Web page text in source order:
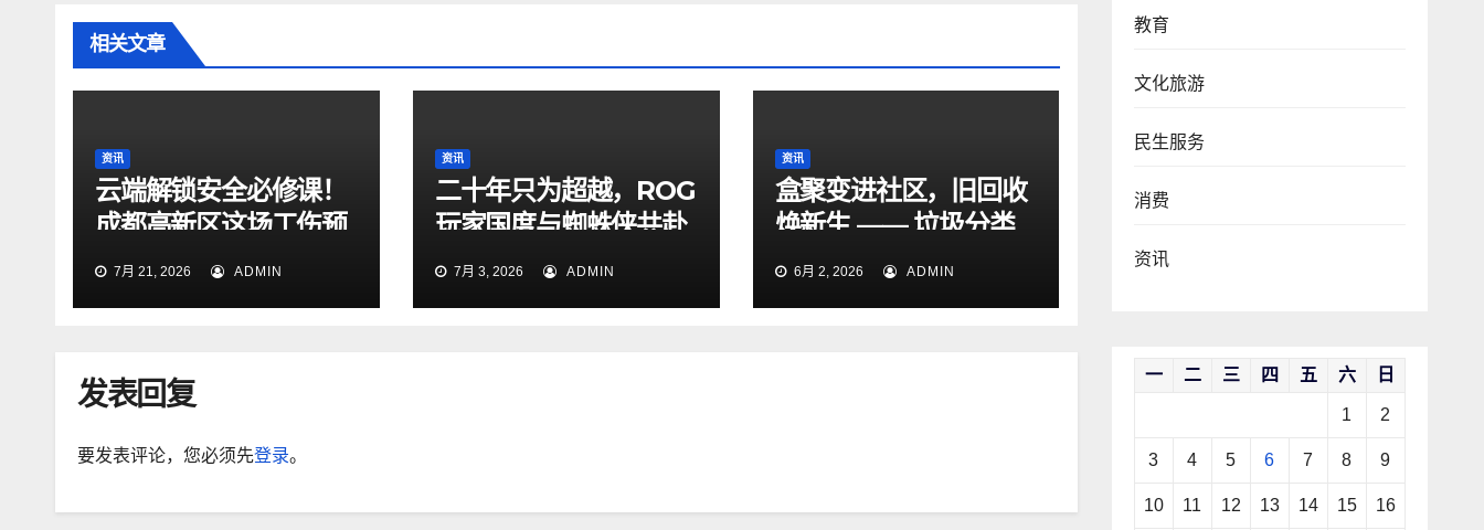
相关文章
资讯
云端解锁安全必修课！
成都高新区这场工伤预
防直播直击生命“黄金
7月 21, 2026 ADMIN
资讯
二十年只为超越，ROG
玩家国度与蜘蛛侠共赴
英雄新章
7月 3, 2026 ADMIN
资讯
盒聚变进社区，旧回收
焕新生 —— 垃圾分类
宣传周社区专场暖心启
6月 2, 2026 ADMIN
发表回复
要发表评论，您必须先登录。
教育
文化旅游
民生服务
消费
资讯
一 二 三 四 五 六 日
1 2
3 4 5 6 7 8 9
10 11 12 13 14 15 16